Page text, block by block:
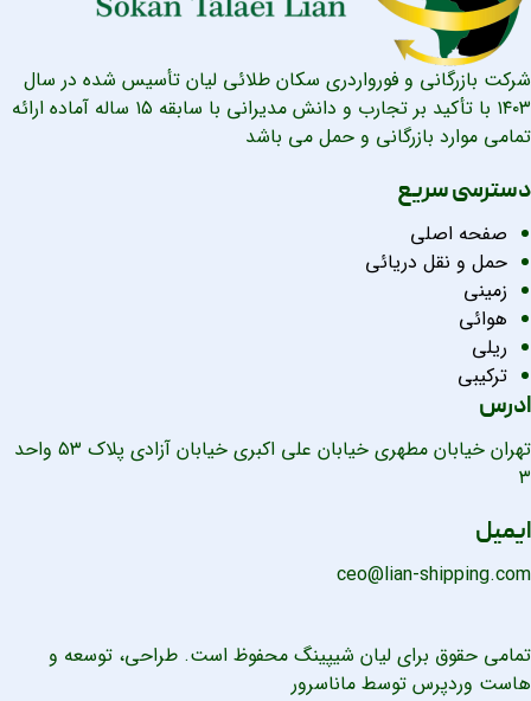
شرکت بازرگانی و فورواردری سکان طلائی لیان تأسیس شده در سال
۱۴۰۳ با تأکید بر تجارب و دانش مدیرانی با سابقه ۱۵ ساله آماده ارائه
تمامی موارد بازرگانی و حمل می باشد
دسترسی سریع
صفحه اصلی
حمل و نقل دریائی
زمینی
هوائی
ریلی
ترکیبی
ادرس
تهران خیابان مطهری خیابان علی اکبری خیابان آزادی پلاک ۵۳ واحد
۳
ایمیل
ceo@lian-shipping.com
تمامی حقوق برای لیان شیپینگ محفوظ است. طراحی، توسعه و
هاست وردپرس توسط ماناسرور